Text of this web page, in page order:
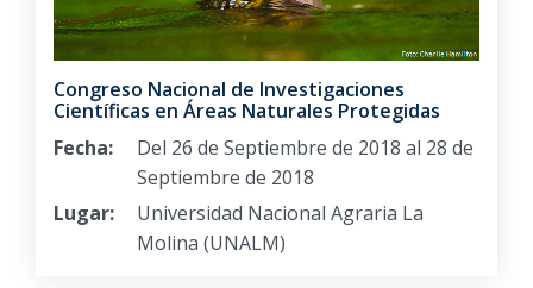
Congreso Nacional de Investigaciones
Científicas en Áreas Naturales Protegidas
Fecha:
Del 26 de Septiembre de 2018 al 28 de
Septiembre de 2018
Lugar:
Universidad Nacional Agraria La
Molina (UNALM)